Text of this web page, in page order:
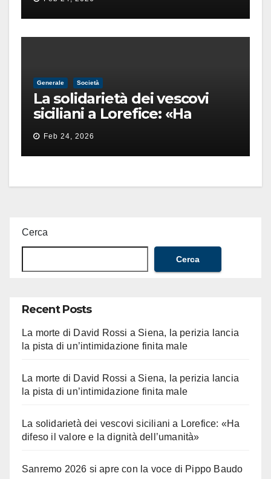
finita male
Generale Società
La solidarietà dei vescovi
siciliani a Lorefice: «Ha
difeso il valore e la dignità
dell’umanità»
Feb 24, 2026
Cerca
Cerca
Recent Posts
La morte di David Rossi a Siena, la perizia lancia
la pista di un’intimidazione finita male
La morte di David Rossi a Siena, la perizia lancia
la pista di un’intimidazione finita male
La solidarietà dei vescovi siciliani a Lorefice: «Ha
difeso il valore e la dignità dell’umanità»
Sanremo 2026 si apre con la voce di Pippo Baudo